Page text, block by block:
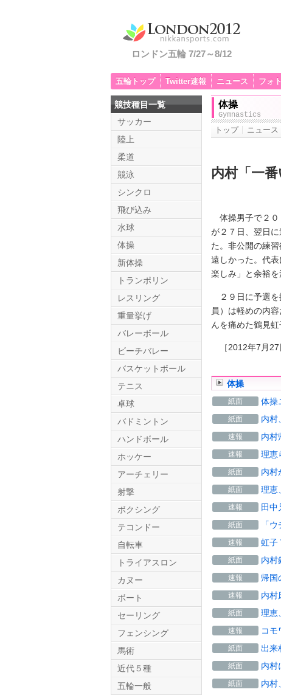
ロンドン五輪 7/27～8/12
五輪トップ Twitter速報 ニュース フォト
体操
Gymnastics
トップ ニュース
内村「一
体操男子で２０
が２７日、翌日
た。非公開の練
遠しかった。代
楽しみ」と余裕を
２９日に予選を
員）は軽めの内
んを痛めた鶴見
［2012年7月27
体操
紙面 体操
紙面 内村
速報 内村
速報 理恵
紙面 内村
紙面 理恵
速報 田中
紙面 「
速報 虹子
紙面 内村
速報 帰国
速報 内村
紙面 理恵
速報 コ
紙面 出来
紙面 内村
紙面 内村
競技種目一覧
サッカー
陸上
柔道
競泳
シンクロ
飛び込み
水球
体操
新体操
トランポリン
レスリング
重量挙げ
バレーボール
ビーチバレー
バスケットボール
テニス
卓球
バドミントン
ハンドボール
ホッケー
アーチェリー
射撃
ボクシング
テコンドー
自転車
トライアスロン
カヌー
ボート
セーリング
フェンシング
馬術
近代５種
五輪一般
Twitter.com